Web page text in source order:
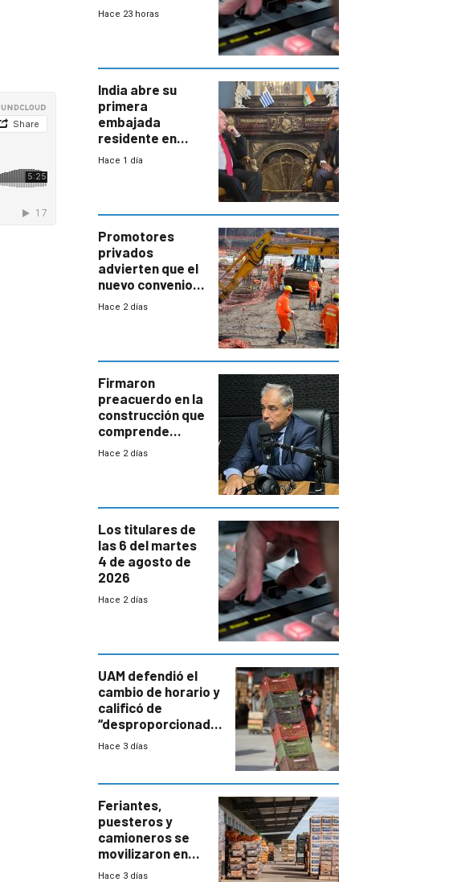
Hace 23 horas
India abre su
primera
embajada
residente en
Uruguay y crecen
enorme
potencial
Hace 1 día
Promotores
privados
advierten que el
nuevo convenio
de la
a revisar
proyectos
Hace 2 días
Firmaron
preacuerdo en la
construcción que
comprende
reducción
Hace 2 días
Los titulares de
las 6 del martes
4 de agosto de
2026
Hace 2 días
UAM defendió el
cambio de horario y
calificó de
“desproporcionado”
el bloqueo de
Hace 3 días
Feriantes,
puesteros y
camioneros se
movilizaron en
rechazo a
Hace 3 días